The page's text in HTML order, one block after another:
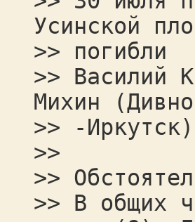
Усинской
>> погибли
>> Василий
Михин
>> -
>>
>>
>> В общих